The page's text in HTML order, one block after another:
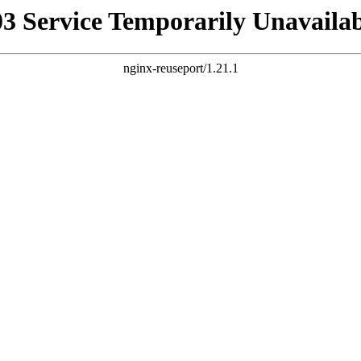
Service Temporarily
nginx-reuseport/1.21.1